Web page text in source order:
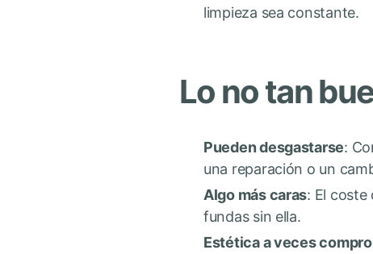
limpieza sea constante.
Lo no tan
Pueden desgastarse:
una reparación o un
Algo más caras: El coste
fundas sin ella.
Estética a veces